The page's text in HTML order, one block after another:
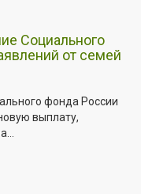
Социального
от семей
фонда России
выплату,